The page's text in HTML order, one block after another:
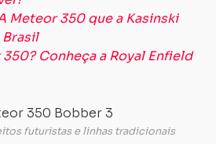
Meteor 350 que a Kasinski
Conheça a Royal Enfield
futuristas e linhas tradicionais